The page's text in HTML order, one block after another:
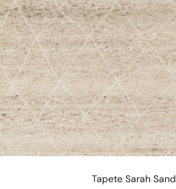
Tapete Sarah Sand